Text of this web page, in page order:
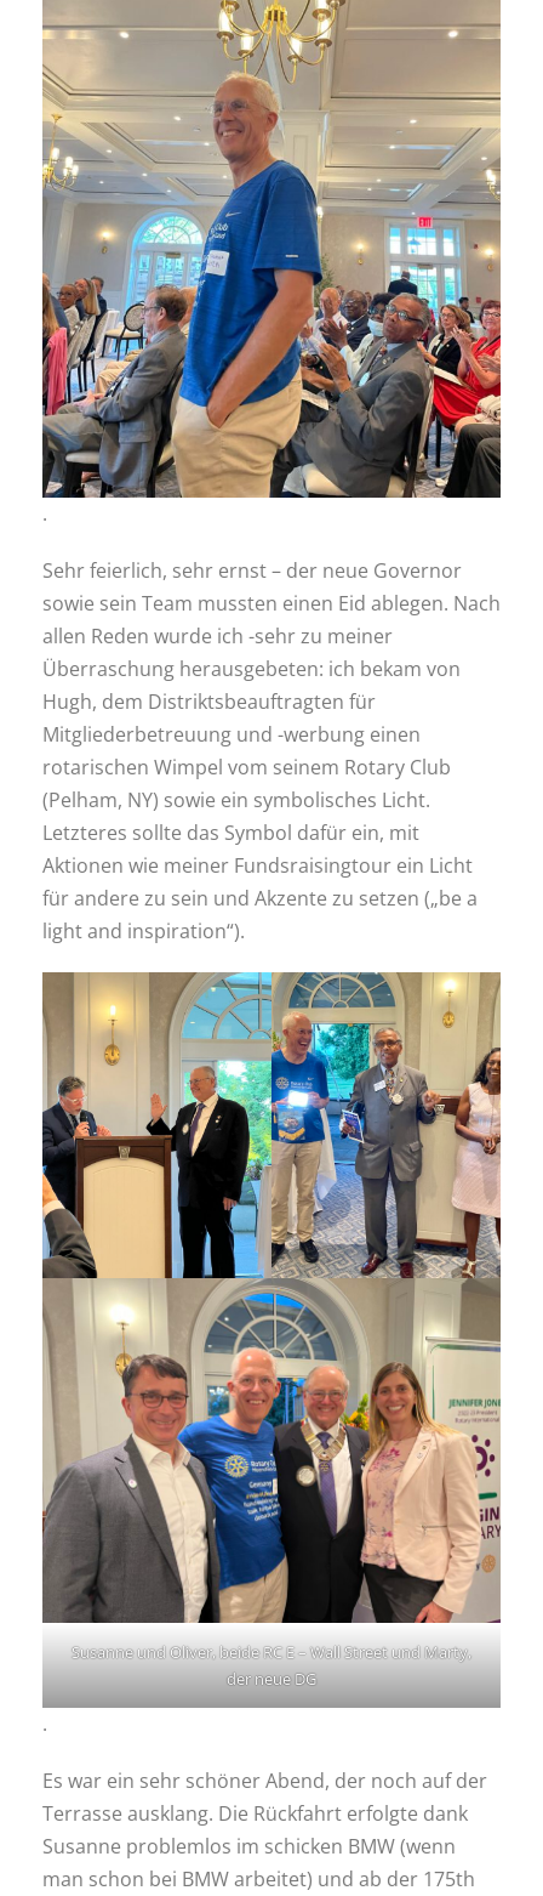
.
Sehr feierlich, sehr ernst – der neue Governor
sowie sein Team mussten einen Eid ablegen. Nach
allen Reden wurde ich -sehr zu meiner
Überraschung herausgebeten: ich bekam von
Hugh, dem Distriktsbeauftragten für
Mitgliederbetreuung und -werbung einen
rotarischen Wimpel vom seinem Rotary Club
(Pelham, NY) sowie ein symbolisches Licht.
Letzteres sollte das Symbol dafür ein, mit
Aktionen wie meiner Fundsraisingtour ein Licht
für andere zu sein und Akzente zu setzen („be a
light and inspiration“).
Susanne und Oliver, beide RC E – Wall Street und Marty,
der neue DG
.
Es war ein sehr schöner Abend, der noch auf der
Terrasse ausklang. Die Rückfahrt erfolgte dank
Susanne problemlos im schicken BMW (wenn
man schon bei BMW arbeitet) und ab der 175th